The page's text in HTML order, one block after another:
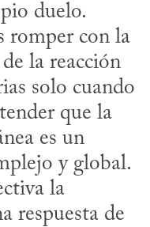
duelo.
romper con la
la reacción
solo cuando
que la
es un
y global.
la
respuesta de